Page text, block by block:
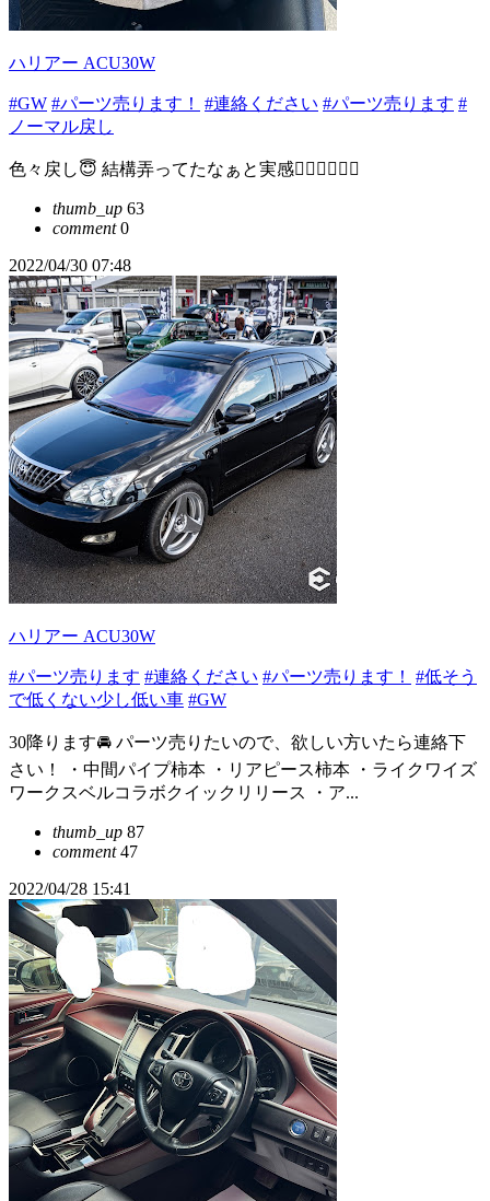
ハリアー ACU30W
#GW #パーツ売ります！ #連絡ください #パーツ売ります #
ノーマル戻し
色々戻し😇 結構弄ってたなぁと実感😵‍💫😵‍💫😵‍💫
thumb_up 63
comment0
2022/04/30 07:48
ハリアー ACU30W
#パーツ売ります #連絡ください #パーツ売ります！
#低そう
で低くない少し低い車 #GW
30降ります🚘 パーツ売りたいので、欲しい方いたら連絡下
さい！ ・中間パイプ柿本 ・リアピース柿本 ・ライクワイズ
ワークスベルコラボクイックリリース ・ア...
thumb_up 87
comment47
2022/04/28 15:41